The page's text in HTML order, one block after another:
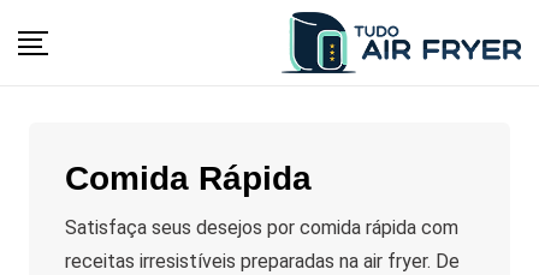
Comida Rápida
Satisfaça seus desejos por comida rápida com
receitas irresistíveis preparadas na air fryer. De